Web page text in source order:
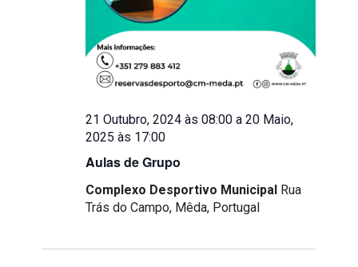
Aulas de Grupo
21 Outubro, 2024 às 08:00 a20 Maio,
2025 às 17:00
Complexo Desportivo Municipal Rua
Trás do Campo, Mêda, Portugal